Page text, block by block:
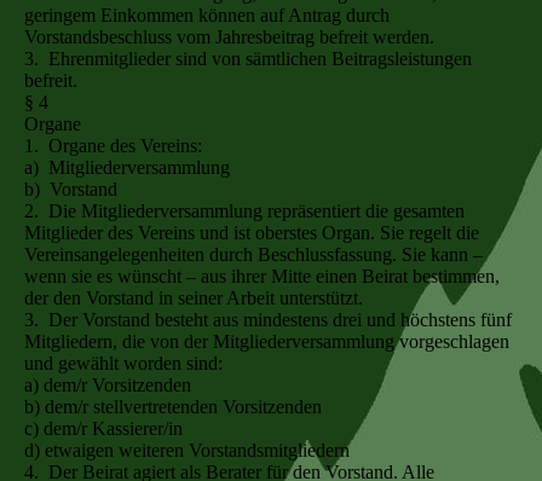
geringem Einkommen können auf Antrag durch
Vorstandsbeschluss vom Jahresbeitrag befreit werden.
3. Ehrenmitglieder sind von sämtlichen Beitragsleistungen
befreit.
§ 4
Organe
1. Organe des Vereins:
a) Mitgliederversammlung
b) Vorstand
2. Die Mitgliederversammlung repräsentiert die gesamten
Mitglieder des Vereins und ist oberstes Organ. Sie regelt die
Vereinsangelegenheiten durch Beschlussfassung. Sie kann –
wenn sie es wünscht – aus ihrer Mitte einen Beirat bestimmen,
der den Vorstand in seiner Arbeit unterstützt.
3. Der Vorstand besteht aus mindestens drei und höchstens fünf
Mitgliedern, die von der Mitgliederversammlung vorgeschlagen
und gewählt worden sind:
a) dem/r Vorsitzenden
b) dem/r stellvertretenden Vorsitzenden
c) dem/r Kassierer/in
d) etwaigen weiteren Vorstandsmitgliedern
4. Der Beirat agiert als Berater für den Vorstand. Alle